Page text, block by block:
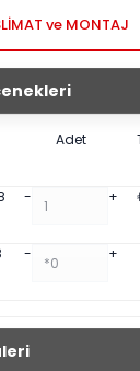
ve MONTAJ
Adet
- +
- +